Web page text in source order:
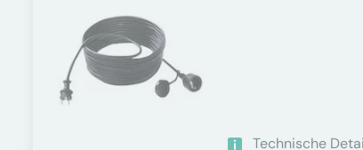
Technische